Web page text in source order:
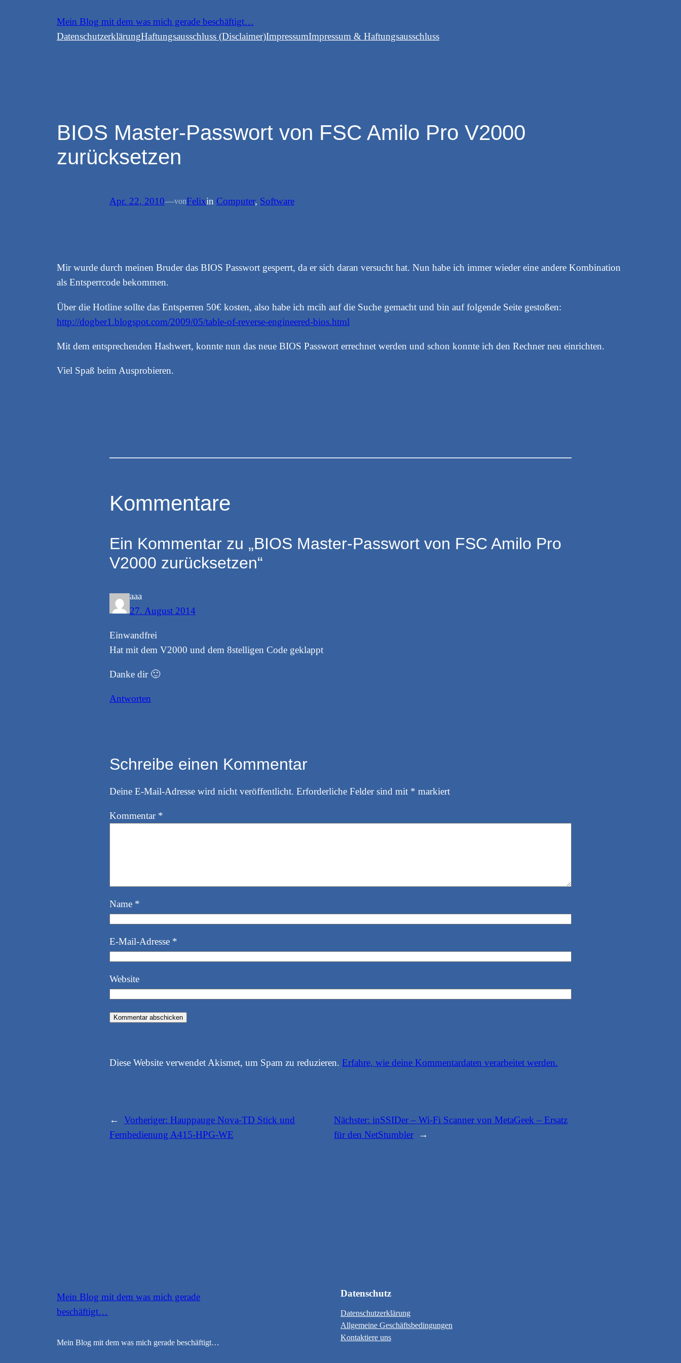
Mein Blog mit dem was mich gerade beschäftigt…
DatenschutzerklärungHaftungsausschluss (Disclaimer)ImpressumImpressum & Haftungsausschluss
BIOS Master-Passwort von FSC Amilo Pro V2000
zurücksetzen
Apr. 22, 2010—vonFelixin Computer, Software
Mir wurde durch meinen Bruder das BIOS Passwort gesperrt, da er sich daran versucht hat. Nun habe ich immer wieder eine andere Kombination
als Entsperrcode bekommen.
Über die Hotline sollte das Entsperren 50€ kosten, also habe ich mcih auf die Suche gemacht und bin auf folgende Seite gestoßen:
http://dogber1.blogspot.com/2009/05/table-of-reverse-engineered-bios.html
Mit dem entsprechenden Hashwert, konnte nun das neue BIOS Passwort errechnet werden und schon konnte ich den Rechner neu einrichten.
Viel Spaß beim Ausprobieren.
Kommentare
Ein Kommentar zu „BIOS Master-Passwort von FSC Amilo Pro
V2000 zurücksetzen“
aaa
27. August 2014
Einwandfrei
Hat mit dem V2000 und dem 8stelligen Code geklappt
Danke dir 🙂
Antworten
Schreibe einen Kommentar
Deine E-Mail-Adresse wird nicht veröffentlicht. Erforderliche Felder sind mit * markiert
Kommentar *
Name *
E-Mail-Adresse *
Website
Diese Website verwendet Akismet, um Spam zu reduzieren. Erfahre, wie deine Kommentardaten verarbeitet werden.
← Vorheriger: Hauppauge Nova-TD Stick und
Fernbedienung A415-HPG-WE
Nächster: inSSIDer – Wi-Fi Scanner von MetaGeek – Ersatz
für den NetStumbler
→
Mein Blog mit dem was mich gerade
beschäftigt…
Mein Blog mit dem was mich gerade beschäftigt…
Datenschutz
Datenschutzerklärung
Allgemeine Geschäftsbedingungen
Kontaktiere uns